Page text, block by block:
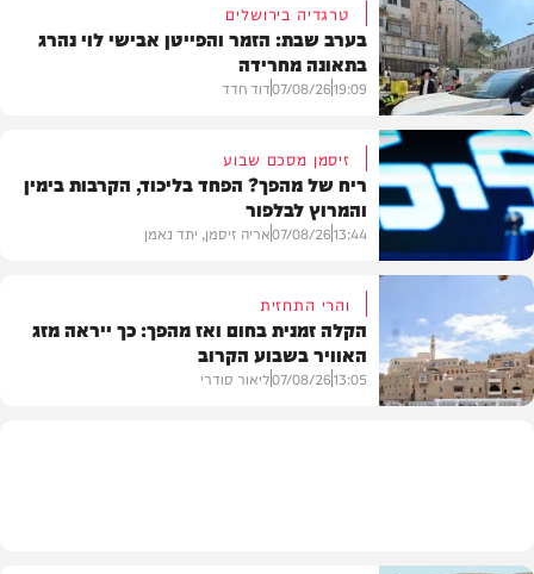
בארץ
טרגדיה בירושלים
בערב שבת: הזמר והפייטן אבישי לוי נהרג
בתאונה מחרידה
19:09
07/08/26דוד חדד
פוליטי
זיסמן מסכם שבוע
ריח של מהפך? הפחד בליכוד, הקרבות בימין
והמרוץ לבלפור
13:44
07/08/26אריה זיסמן, יתד נאמן
והרי התחזית
הקלה זמנית בחום ואז מהפך: כך ייראה מזג
האוויר בשבוע הקרוב
13:05
07/08/26ליאור סודרי